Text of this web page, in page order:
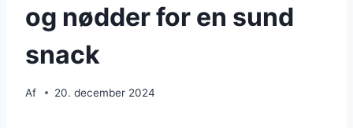
og nødder for en sund
snack
Af 20. december 2024